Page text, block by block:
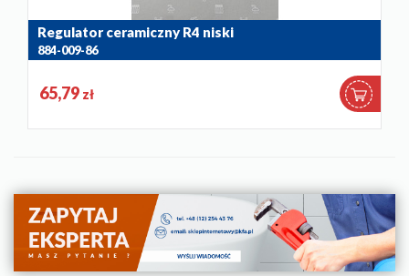
Regulator ceramiczny R4 niski
884-009-86
65,79 zł